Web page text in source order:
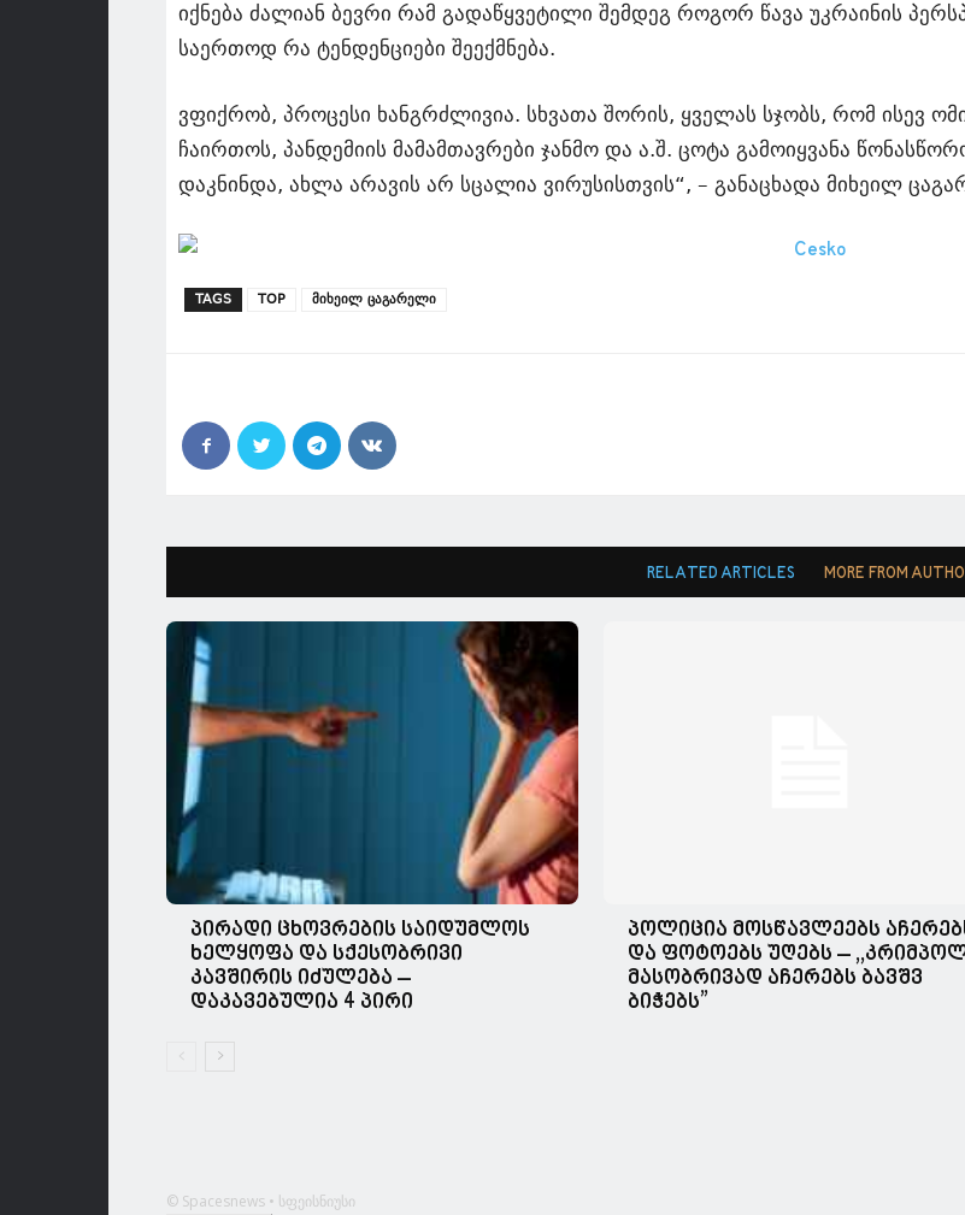
იქნება ძალიან ბევრი რამ გადაწყვეტილი შემდეგ როგორ წავა უკრაინის
საერთოდ რა ტენდენციები შეექმნება.
ვფიქრობ, პროცესი ხანგრძლივია. სხვათა შორის, ყველას სჯობს, რომ ისევ
ჩაირთოს, პანდემიის მამამთავრები ჯანმო და ა.შ. ცოტა გამოიყვანა
დაკნინდა, ახლა არავის არ სცალია ვირუსისთვის“, – განაცხადა მიხეილ
TAGS TOP მიხეილ ცაგარელი
RELATED ARTICLES MORE FROM
პირადი ცხოვრების საიდუმლოს
ხელყოფა და სქესობრივი
კავშირის იძულება –
დაკავებულია 4 პირი
პოლიცია მოსწავლეებს
და ფოტოებს უღებს –
მასობრივად აჩერებს ბავშვ
ბიჭებს”
© Spacesnews • სფეისნიუსი